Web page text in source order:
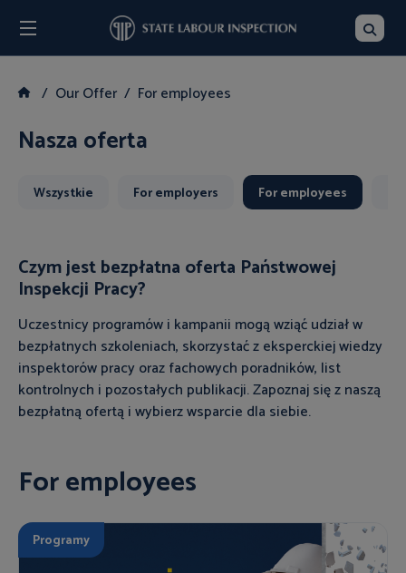
Our Offer For employees
Nasza oferta
Wszystkie For employers For employees
Czym jest bezpłatna oferta Państwowej
Inspekcji Pracy?
Uczestnicy programów i kampanii mogą wziąć udział w
bezpłatnych szkoleniach, skorzystać z eksperckiej wiedzy
inspektorów pracy oraz fachowych poradników, list
kontrolnych i pozostałych publikacji. Zapoznaj się z naszą
bezpłatną ofertą i wybierz wsparcie dla siebie.
For employees
Programy